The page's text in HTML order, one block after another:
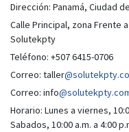
Dirección: Panamá, Ciudad
Calle Principal, zona Frente
Solutekpty
Teléfono: +507 6415-0706
Correo: taller
Correo: info
Horario: Lunes a viernes,
Sabados, 10:00 a.m. a 4:00